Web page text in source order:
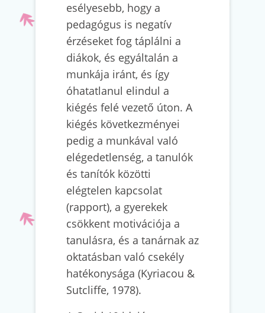
esélyesebb, hogy a
pedagógus is negatív
érzéseket fog táplálni a
diákok, és egyáltalán a
munkája iránt, és így
óhatatlanul elindul a
kiégés felé vezető úton. A
kiégés következményei
pedig a munkával való
elégedetlenség, a tanulók
és tanítók közötti
elégtelen kapcsolat
(rapport), a gyerekek
csökkent motivációja a
tanulásra, és a tanárnak az
oktatásban való csekély
hatékonysága (Kyriacou &
Sutcliffe, 1978).